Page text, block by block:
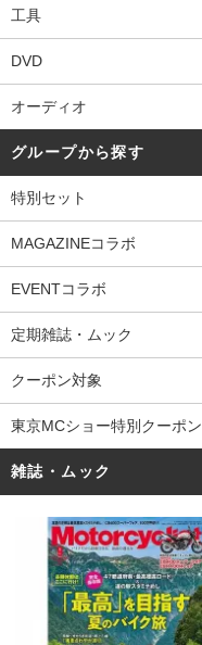
工具
DVD
オーディオ
グループから探す
特別セット
MAGAZINEコラボ
EVENTコラボ
定期雑誌・ムック
クーポン対象
東京MCショー特別クーポン
雑誌・ムック